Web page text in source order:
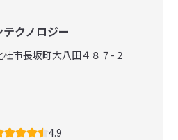
クノロジー
市長坂町大八田４８７-２
4.9